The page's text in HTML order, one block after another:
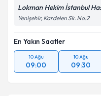
Kişisel
Metni
kapsamda
Lokman Hekim İstanbul
Yenişehir, Kardelen Sk. No:2
En Yakın Saatler
10 Ağu
09:00
10 Ağu
09:30